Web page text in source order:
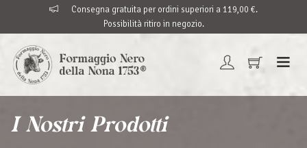
Consegna gratuita per ordini superiori a 119,00 €.
Possibilità ritiro in negozio.
I Nostri Prodotti